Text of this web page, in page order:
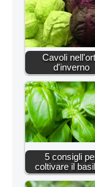
Cavoli
d'inverno
5 consigli
coltivare il